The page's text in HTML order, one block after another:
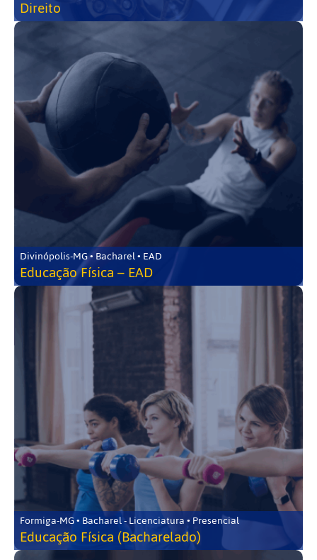
Direito
Divinópolis-MG • Bacharel • EAD
Educação Física – EAD
Formiga-MG • Bacharel - Licenciatura • Presencial
Educação Física (Bacharelado)